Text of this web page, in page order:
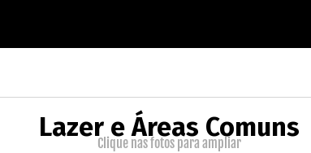
Lazer e Áreas Comuns
Clique nas fotos para ampliar